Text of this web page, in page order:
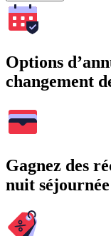
Options
changement
Gagnez des
nuit séjournée